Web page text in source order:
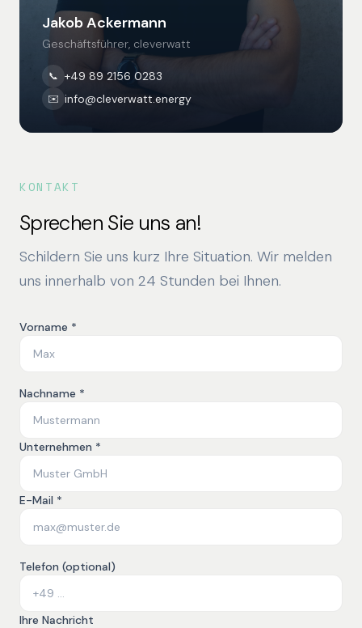
Jakob Ackermann
Geschäftsführer, cleverwatt
📞 +49 89 2156 0283
✉️ info@cleverwatt.energy
KONTAKT
Sprechen Sie uns an!
Schildern Sie uns kurz Ihre Situation. Wir melden
uns innerhalb von 24 Stunden bei Ihnen.
Vorname *
Nachname *
Unternehmen *
E-Mail *
Telefon (optional)
Ihre Nachricht